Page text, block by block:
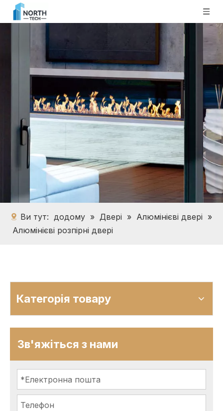
Ви тут: додому » Двері » Алюмінієві двері »
Алюмінієві розпірні двері
Категорія товару
Зв'яжіться з нами